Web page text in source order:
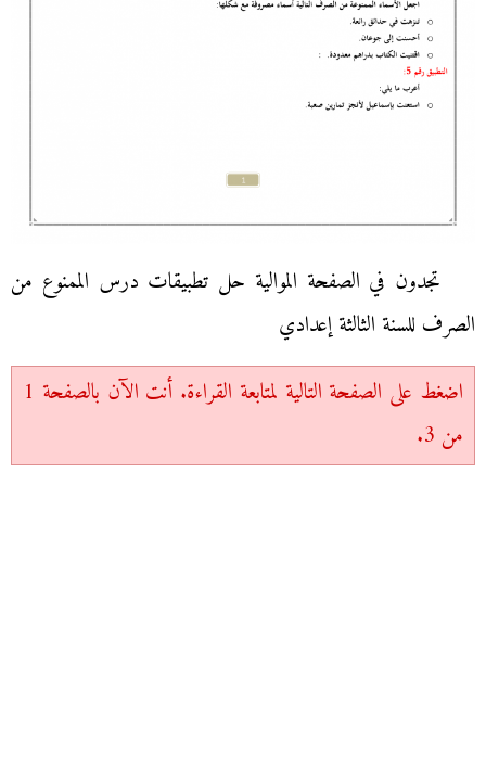
تجدون في الصفحة الموالية حل تطبيقات درس الممنوع من
الصرف للسنة الثالثة إعدادي
اضغط على الصفحة التالية لمتابعة القراءة. أنت الآن بالصفحة 1
من 3.